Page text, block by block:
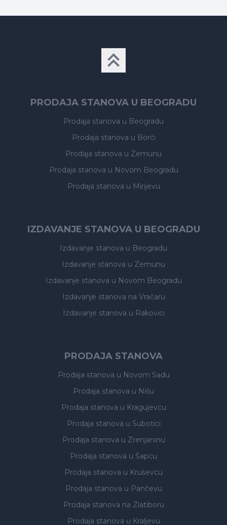
PRODAJA STANOVA U BEOGRADU
Prodaja stanova u Beogradu
Prodaja stanova u Borči
Prodaja stanova u Zemunu
Prodaja stanova u Novom Beogradu
Prodaja stanova u Mirijevu
IZDAVANJE STANOVA U BEOGRADU
Izdavanje stanova u Beogradu
Izdavanje stanova u Zemunu
Izdavanje stanova u Novom Beogradu
Izdavanje stanova na Vračaru
Izdavanje stanova u Rakovici
PRODAJA STANOVA
Prodaja stanova u Novom Sadu
Prodaja stanova u Nišu
Prodaja stanova u Kragujevcu
Prodaja stanova u Subotici
Prodaja stanova u Zrenjaninu
Prodaja stanova u Šapcu
Prodaja stanova u Kruševcu
Prodaja stanova u Pančevu
Prodaja stanova na Zlatiboru
Prodaja stanova u Kraljevu